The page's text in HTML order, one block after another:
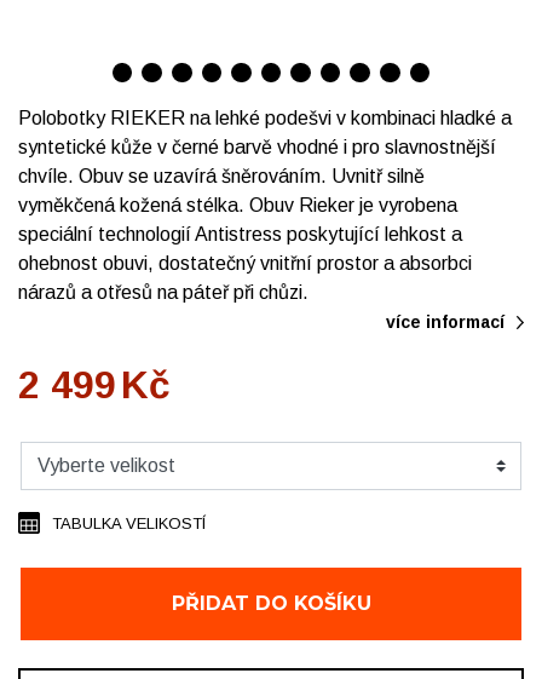
Polobotky RIEKER na lehké podešvi v kombinaci hladké a
syntetické kůže v černé barvě vhodné i pro slavnostnější
chvíle. Obuv se uzavírá šněrováním. Uvnitř silně
vyměkčená kožená stélka. Obuv Rieker je vyrobena
speciální technologií Antistress poskytující lehkost a
ohebnost obuvi, dostatečný vnitřní prostor a absorbci
nárazů a otřesů na páteř při chůzi.
více informací
2 499Kč
PŘIDAT DO KOŠÍKU
TABULKA VELIKOSTÍ